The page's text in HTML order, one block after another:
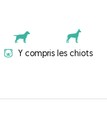
Y compris les chiots